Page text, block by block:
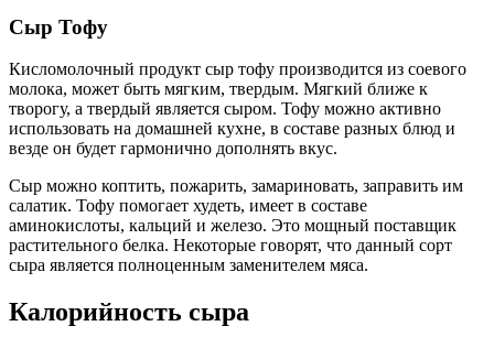
Сыр Тофу
Кисломолочный продукт сыр тофу производится из соевого
молока, может быть мягким, твердым. Мягкий ближе к
творогу, а твердый является сыром. Тофу можно активно
использовать на домашней кухне, в составе разных блюд и
везде он будет гармонично дополнять вкус.
Сыр можно коптить, пожарить, замариновать, заправить им
салатик. Тофу помогает худеть, имеет в составе
аминокислоты, кальций и железо. Это мощный поставщик
растительного белка. Некоторые говорят, что данный сорт
сыра является полноценным заменителем мяса.
Калорийность сыра